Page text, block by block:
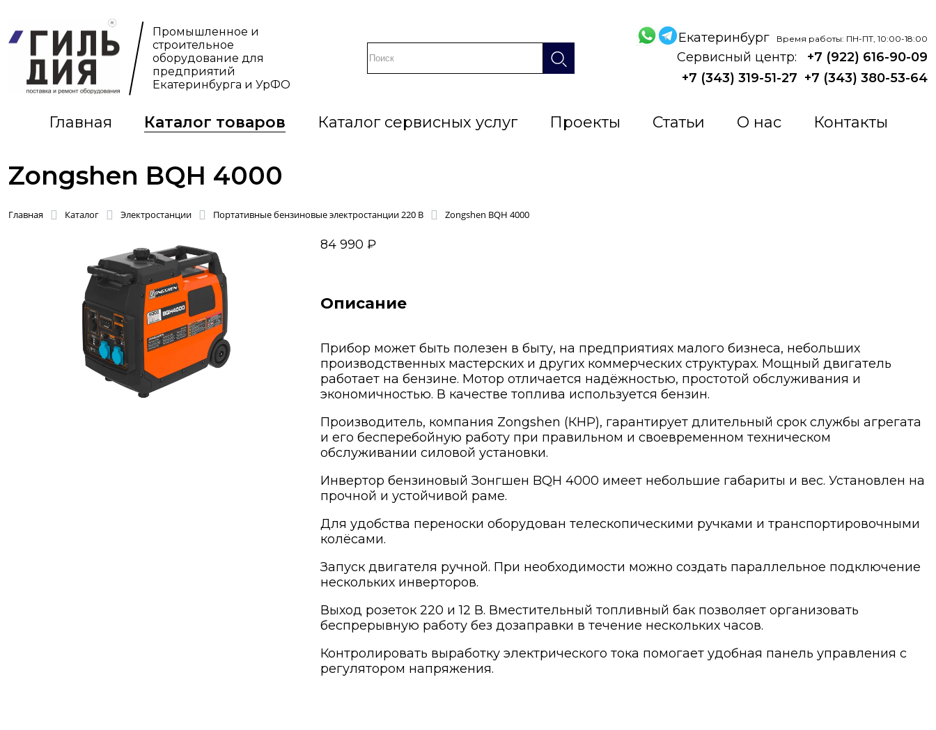
Промышленное и
строительное
оборудование для
предприятий
Екатеринбурга и УрФО
Екатеринбург Время работы: ПН-ПТ, 10:00-18:00
Сервисный центр:
+7 (922) 616-90-09
+7 (343) 319-51-27 +7 (343) 380-53-64
Главная Каталог товаров Каталог сервисных услуг Проекты Статьи О нас Контакты
Zongshen BQH 4000
Главная Каталог Электростанции Портативные бензиновые электростанции 220 В Zongshen BQH 4000
84 990 ₽
Описание
Прибор может быть полезен в быту, на предприятиях малого бизнеса, небольших
производственных мастерских и других коммерческих структурах. Мощный двигатель
работает на бензине. Мотор отличается надёжностью, простотой обслуживания и
экономичностью. В качестве топлива используется бензин.
Производитель, компания Zongshen (КНР), гарантирует длительный срок службы агрегата
и его бесперебойную работу при правильном и своевременном техническом
обслуживании силовой установки.
Инвертор бензиновый Зонгшен BQH 4000 имеет небольшие габариты и вес. Установлен на
прочной и устойчивой раме.
Для удобства переноски оборудован телескопическими ручками и транспортировочными
колёсами.
Запуск двигателя ручной. При необходимости можно создать параллельное подключение
нескольких инверторов.
Выход розеток 220 и 12 В. Вместительный топливный бак позволяет организовать
беспрерывную работу без дозаправки в течение нескольких часов.
Контролировать выработку электрического тока помогает удобная панель управления с
регулятором напряжения.